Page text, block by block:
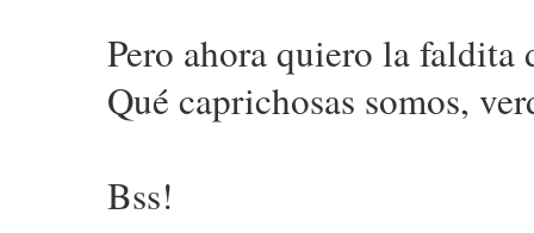
Pero ahora quiero la faldita
Qué caprichosas somos,
Bss!